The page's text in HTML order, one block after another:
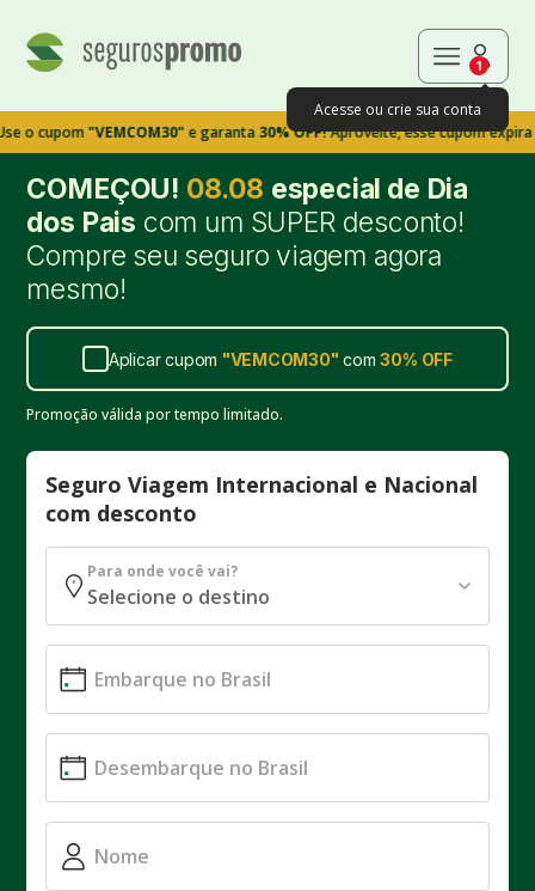
1
Acesse ou crie sua conta
"VEMCOM30"e garanta30% OFF!Aproveite, esse cupom expira em
COMEÇOU! 08.08 especial de Dia
dos Pais com um SUPER desconto!
Compre seu seguro viagem agora
mesmo!
Aplicar cupom "VEMCOM30" com30% OFF
Promoção válida por tempo limitado.
Seguro Viagem Internacional e Nacional
com desconto
Para onde você vai?